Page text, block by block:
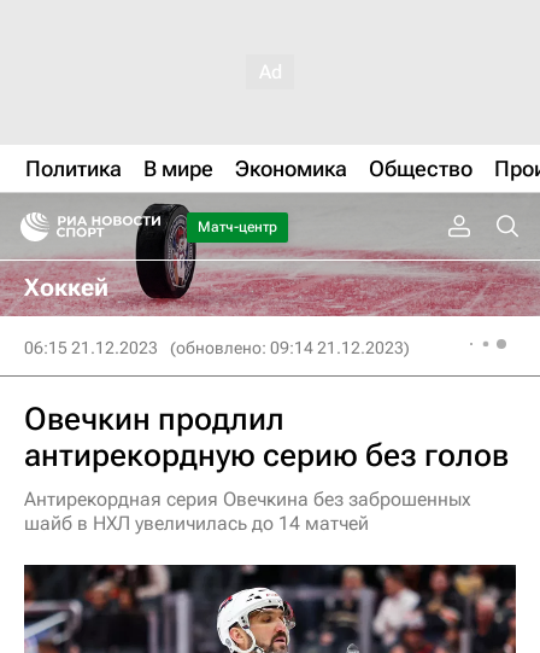
Политика В мире Экономика Общество
Матч-центр
Хоккей
06:15 21.12.2023 (обновлено: 09:14 21.12.2023)
Овечкин продлил
антирекордную серию без голов
Антирекордная серия Овечкина без заброшенных
шайб в НХЛ увеличилась до 14 матчей